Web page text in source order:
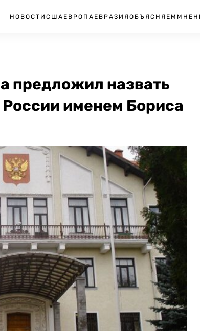
НОВОСТИ США ЕВРОПА ЕВРАЗИЯ ОБЪЯСНЯЕМ
предложил назвать
именем Бориса